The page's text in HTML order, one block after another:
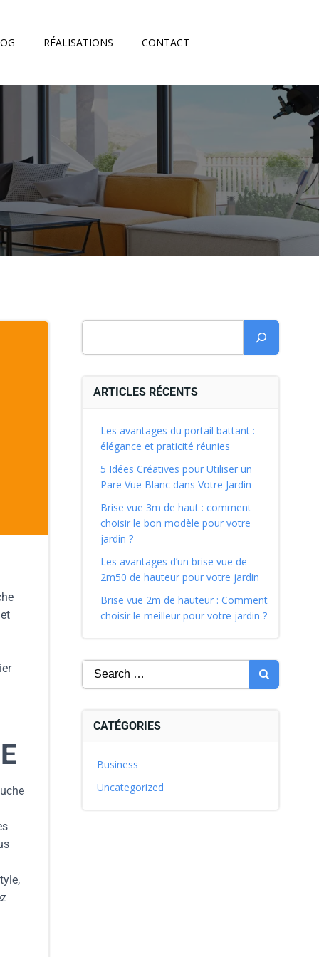
RÉALISATIONS CONTACT
ARTICLES RÉCENTS
Les avantages du portail battant :
élégance et praticité réunies
5 Idées Créatives pour Utiliser un
Pare Vue Blanc dans Votre Jardin
Brise vue 3m de haut : comment
choisir le bon modèle pour votre
jardin ?
Les avantages d’un brise vue de
2m50 de hauteur pour votre jardin
Brise vue 2m de hauteur : Comment
choisir le meilleur pour votre jardin ?
CATÉGORIES
Business
Uncategorized